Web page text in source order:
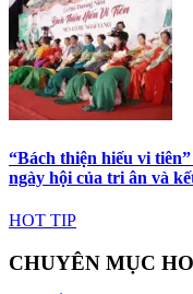
“Bách thiện hiếu vi
ngày hội của tri ân và
HOT TIP
CHUYÊN MỤC